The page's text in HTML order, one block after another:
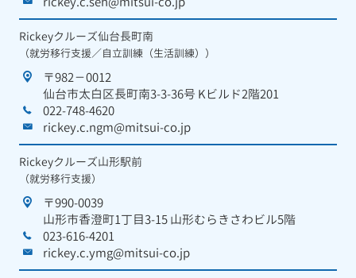
Rickeyクルーズ仙台長町南
（就労移行支援／自立訓練（生活訓練））
〒982－0012
仙台市太白区長町南3-3-36号 Kビルド2階201
022-748-4620
rickey.c.ngm@mitsui-co.jp
Rickeyクルーズ山形駅前
（就労移行支援）
〒990-0039
山形市香澄町1丁目3-15 山形むらきさわビル5階
023-616-4201
rickey.c.ymg@mitsui-co.jp